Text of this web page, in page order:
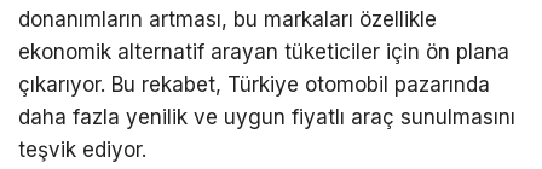
donanımların artması, bu markaları özellikle
ekonomik alternatif arayan tüketiciler için ön plana
çıkarıyor. Bu rekabet, Türkiye otomobil pazarında
daha fazla yenilik ve uygun fiyatlı araç sunulmasını
teşvik ediyor.